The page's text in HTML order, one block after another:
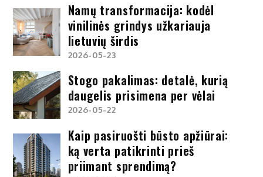
Namų transformacija: kodėl
vinilinės grindys užkariauja
lietuvių širdis
2026-05-23
Stogo pakalimas: detalė, kurią
daugelis prisimena per vėlai
2026-05-22
Kaip pasiruošti būsto apžiūrai:
ką verta patikrinti prieš
priimant sprendimą?